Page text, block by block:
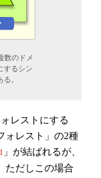
数のドメ
するシン
。
レストにする
ォレスト」の2種
」が結ばれるが、
ただしこの場合